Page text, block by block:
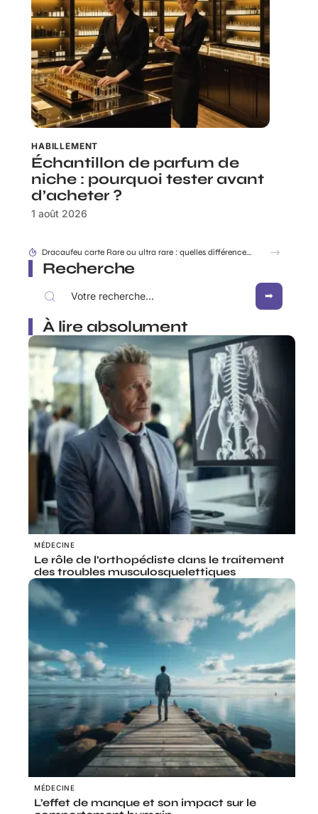
HABILLEMENT
Échantillon de parfum de
niche : pourquoi tester avant
d’acheter ?
1 août 2026
Dracaufeu carte Rare ou ultra rare : quelles différences pour les collectionneurs ?
Recherche
À lire absolument
MÉDECINE
Le rôle de l’orthopédiste dans le traitement
des troubles musculosquelettiques
MÉDECINE
L’effet de manque et son impact sur le